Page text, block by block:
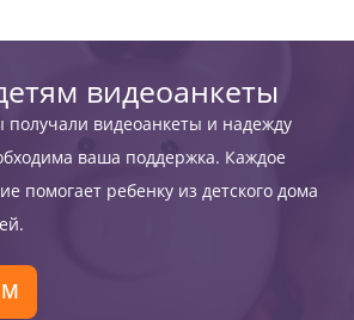
видеоанкеты
получали видеоанкеты и надежду
ваша поддержка. Каждое
помогает ребенку из детского дома